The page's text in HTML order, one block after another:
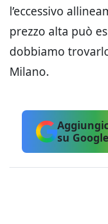
l’eccessivo
prezzo alta può
dobbiamo
Milano.
su Google